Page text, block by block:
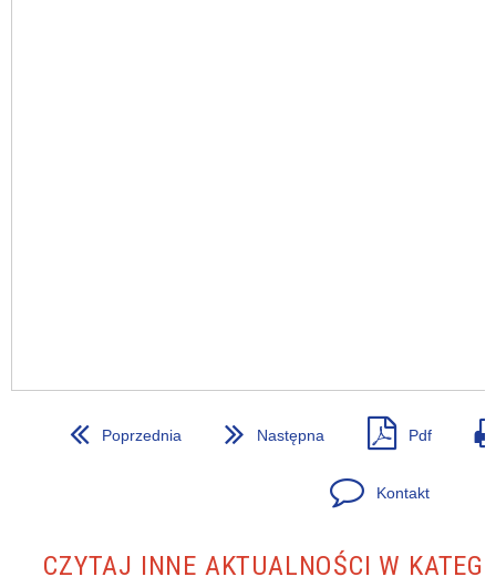
Poprzednia Następna Pdf
Kontakt
CZYTAJ INNE AKTUALNOŚCI W